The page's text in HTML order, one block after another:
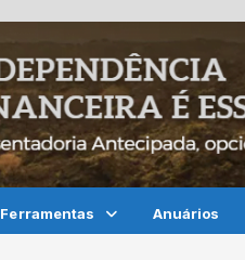
Ferramentas Anuários